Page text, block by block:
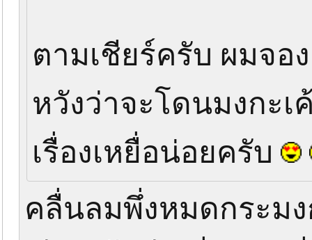
ตามเชียร์ครับ ผมจอ
หวังว่าจะโดนมงกะ
เรื่องเหยื่อน่อยครับ
คลื่นลมพึ่งหมดกระม